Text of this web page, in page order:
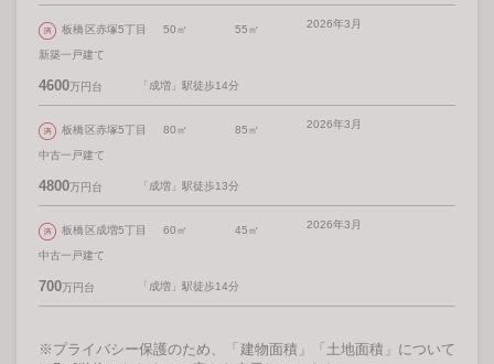
板橋区赤塚5丁目
新築一戸建て
2026年3月
4600万円台
50㎡ 55㎡
「成増」駅徒歩14分
板橋区赤塚5丁目
中古一戸建て
2026年3月
4800万円台
80㎡ 85㎡
「成増」駅徒歩13分
板橋区成増5丁目
中古一戸建て
2026年3月
700万円台
60㎡ 45㎡
「成増」駅徒歩14分
※プライバシー保護のため、「建物面積」「土地面積」について